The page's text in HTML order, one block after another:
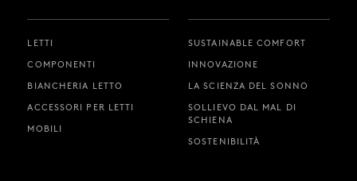
LETTI
COMPONENTI
BIANCHERIA LETTO
ACCESSORI PER LETTI
MOBILI
SUSTAINABLE COMFORT
INNOVAZIONE
LA SCIENZA DEL SONNO
SOLLIEVO DAL MAL DI
SCHIENA
SOSTENIBILITÀ